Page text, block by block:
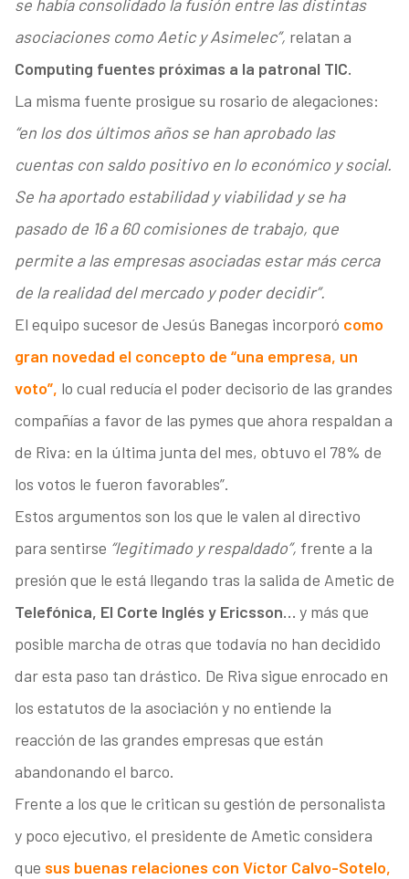
se había consolidado la fusión entre las distintas
asociaciones como Aetic y Asimelec”, relatan a
Computing fuentes próximas a la patronal TIC.
La misma fuente prosigue su rosario de alegaciones:
“en los dos últimos años se han aprobado las
cuentas con saldo positivo en lo económico y social.
Se ha aportado estabilidad y viabilidad y se ha
pasado de 16 a 60 comisiones de trabajo, que
permite a las empresas asociadas estar más cerca
de la realidad del mercado y poder decidir”.
El equipo sucesor de Jesús Banegas incorporó como
gran novedad el concepto de “una empresa, un
voto”, lo cual reducía el poder decisorio de las grandes
compañías a favor de las pymes que ahora respaldan a
de Riva: en la última junta del mes, obtuvo el 78% de
los votos le fueron favorables”.
Estos argumentos son los que le valen al directivo
para sentirse “legitimado y respaldado”, frente a la
presión que le está llegando tras la salida de Ametic de
Telefónica, El Corte Inglés y Ericsson… y más que
posible marcha de otras que todavía no han decidido
dar esta paso tan drástico. De Riva sigue enrocado en
los estatutos de la asociación y no entiende la
reacción de las grandes empresas que están
abandonando el barco.
Frente a los que le critican su gestión de personalista
y poco ejecutivo, el presidente de Ametic considera
que sus buenas relaciones con Víctor Calvo-Sotelo,